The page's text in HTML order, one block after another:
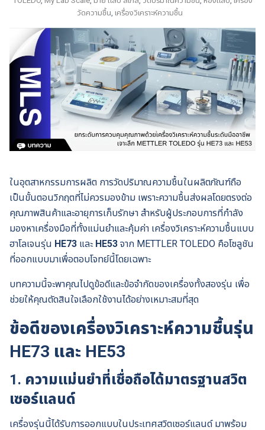
วัดความชื้น, เครื่องวิเคราะห์ความชื้น
ในอุตสาหกรรมการผลิต การวัดปริมาณความชื้นในผลิตภัณฑ์ถือ
เป็นขั้นตอนวิกฤตที่ไม่ควรมองข้าม เพราะความชื้นส่งผลโดยตรงต่อ
คุณภาพสินค้าและอายุการเก็บรักษา สำหรับผู้ประกอบการที่กำลัง
มองหาเครื่องมือที่ทั้งแม่นยำและคุ้มค่า เครื่องวิเคราะห์ความชื้นแบบ
ฮาโลเจนรุ่น HE73 และ HE53 จาก METTLER TOLEDO คือโซลูชัน
ที่ออกแบบมาเพื่อตอบโจทย์นี้โดยเฉพาะ
บทความนี้จะพาคุณไปดูข้อดีและข้อจำกัดของเครื่องทั้งสองรุ่น เพื่อ
ช่วยให้คุณตัดสินใจเลือกใช้งานได้อย่างเหมาะสมที่สุด
ข้อดีของเครื่องวิเคราะห์ความชื้นรุ่น
HE73 และ HE53
1. ความแม่นยำที่เชื่อถือได้มาตรฐานสวิต
เซอร์แลนด์
เครื่องรุ่นนี้ได้รับการออกแบบในประเทศสวิตเซอร์แลนด์ มาพร้อม